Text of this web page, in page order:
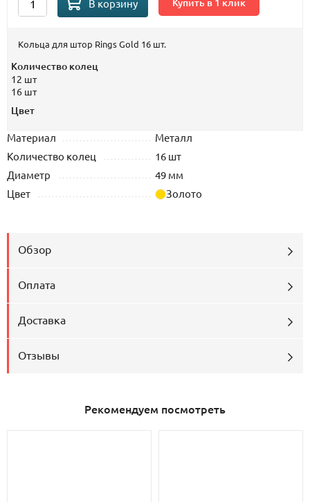
Количество колец
12 шт
16 шт
Цвет
В корзину
Кольца для штор Rings Gold 16 шт.
Материал
Металл
Количество колец
16 шт
Диаметр
49 мм
Цвет
Золото
Обзор
Оплата
Доставка
Отзывы
Рекомендуем посмотреть